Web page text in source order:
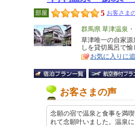
部屋 5 お客さま
エ
リ
ア
群馬県 草津温泉
特
徴
草津唯一の自家
しを貸切風呂で
お気に入りに
お客さまの声
念願の宿で温泉と食事を満
れて念願叶いました。温泉